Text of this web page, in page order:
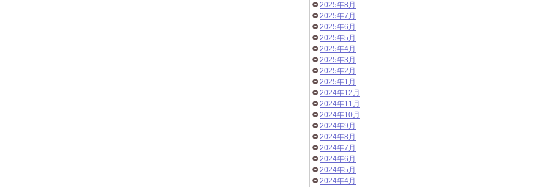
2025年8月
2025年7月
2025年6月
2025年5月
2025年4月
2025年3月
2025年2月
2025年1月
2024年12月
2024年11月
2024年10月
2024年9月
2024年8月
2024年7月
2024年6月
2024年5月
2024年4月